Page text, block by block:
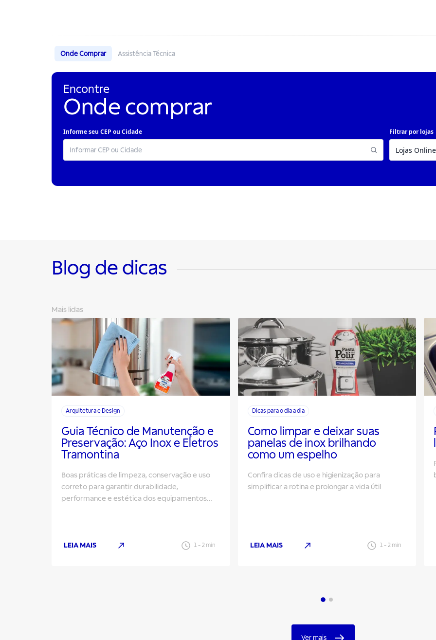
Onde Comprar Assistência Técnica
Encontre
Onde comprar
Informe seu CEP ou Cidade Filtrar por lojas
Blog de dicas
Mais lidas
Arquitetura e Design
Guia Técnico de Manutenção e
Preservação: Aço Inox e Eletros
Tramontina
Boas práticas de limpeza, conservação e uso
correto para garantir durabilidade,
performance e estética dos equipamentos
LEIA MAIS 1- 2min
Dicas para o dia a dia
Como limpar e deixar suas
panelas de inox brilhando
como um espelho
Confira dicas de uso e higienização para
simplificar a rotina e prolongar a vida útil
LEIA MAIS 1- 2 min
Ver mais